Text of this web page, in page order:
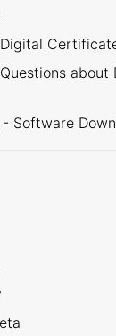
about
Software